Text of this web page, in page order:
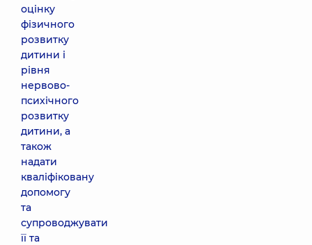
оцінку
фізичного
розвитку
дитини і
рівня
нервово-
психічного
розвитку
дитини, а
також
надати
кваліфіковану
допомогу
та
супроводжувати
її та